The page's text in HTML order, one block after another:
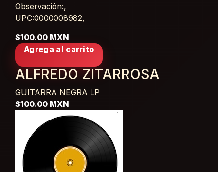
Observación:,
UPC:0000008982,
$100.00 MXN
Agrega al carrito
ALFREDO ZITARROSA
GUITARRA NEGRA LP
$100.00 MXN